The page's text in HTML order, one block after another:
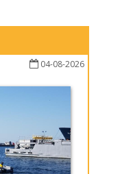
04-08-2026